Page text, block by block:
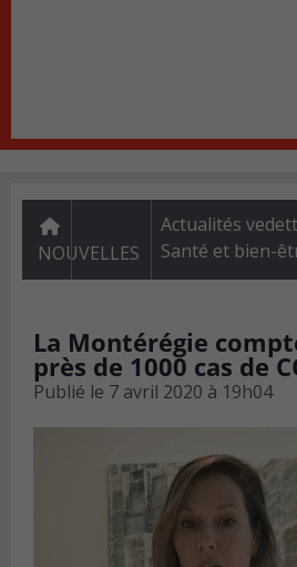
NOUVELLES
Actualités
Santé et bien-
La Montérégie
près de 1000 cas de
Publié le 7 avril 2020 à 19h04